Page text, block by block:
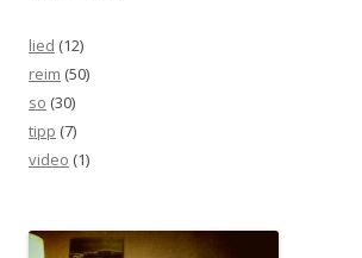
lied (12)
reim (50)
so (30)
tipp (7)
video (1)